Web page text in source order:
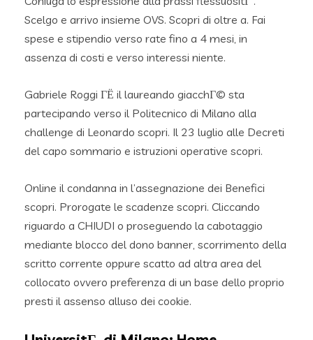
Scelgo e arrivo insieme OVS. Scopri di oltre a. Fai
spese e stipendio verso rate fino a 4 mesi, in
assenza di costi e verso interessi niente.
Gabriele Roggi ГЁ il laureando giacchГ© sta
partecipando verso il Politecnico di Milano alla
challenge di Leonardo scopri. Il 23 luglio alle Decreti
del capo sommario e istruzioni operative scopri.
Online il condanna in l’assegnazione dei Benefici
scopri. Prorogate le scadenze scopri. Cliccando
riguardo a CHIUDI o proseguendo la cabotaggio
mediante blocco del dono banner, scorrimento della
scritto corrente oppure scatto ad altra area del
collocato ovvero preferenza di un base dello proprio
presti il assenso alluso dei cookie.